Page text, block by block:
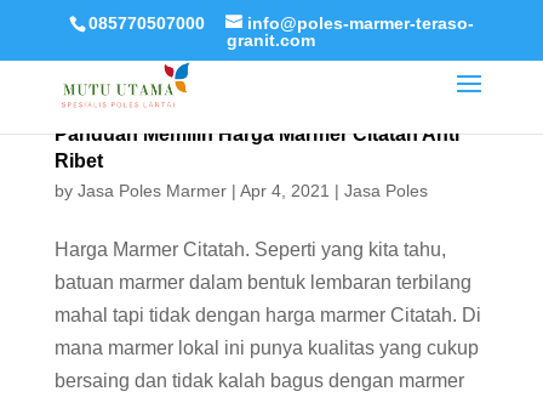
085770507000
info@poles-marmer-teraso-
granit.com
Panduan Memilih Harga Marmer Citatah Anti
Ribet
by Jasa Poles Marmer| Apr 4, 2021 | Jasa Poles
Harga Marmer Citatah. Seperti yang kita tahu,
batuan marmer dalam bentuk lembaran terbilang
mahal tapi tidak dengan harga marmer Citatah. Di
mana marmer lokal ini punya kualitas yang cukup
bersaing dan tidak kalah bagus dengan marmer